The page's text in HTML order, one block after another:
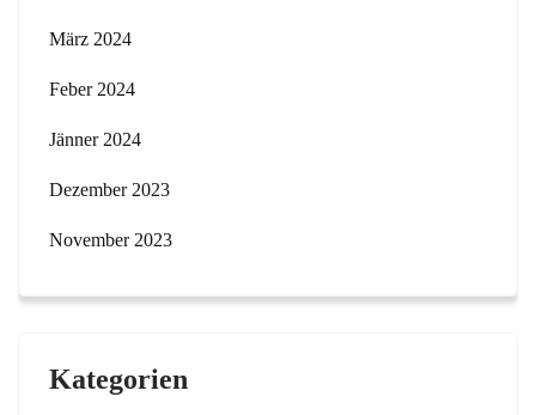
März 2024
Feber 2024
Jänner 2024
Dezember 2023
November 2023
Kategorien